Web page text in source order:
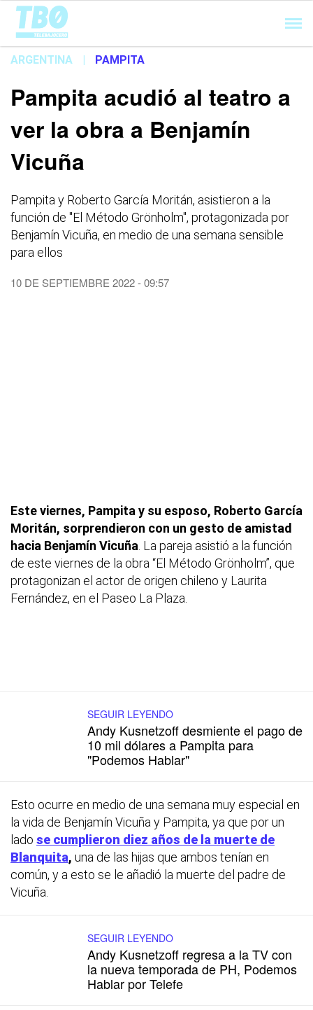
Cargando...
ARGENTINA | PAMPITA
Pampita acudió al teatro a
ver la obra a Benjamín
Vicuña
Pampita y Roberto García Moritán, asistieron a la
función de "El Método Grönholm", protagonizada por
Benjamín Vicuña, en medio de una semana sensible
para ellos
10 DE SEPTIEMBRE 2022 - 09:57
Este viernes, Pampita y su esposo, Roberto García
Moritán, sorprendieron con un gesto de amistad
hacia Benjamín Vicuña . La pareja asistió a la función
de este viernes de la obra “El Método Grönholm”, que
protagonizan el actor de origen chileno y Laurita
Fernández, en el Paseo La Plaza.
SEGUIR LEYENDO
Andy Kusnetzoff desmiente el pago de
10 mil dólares a Pampita para
"Podemos Hablar"
Esto ocurre en medio de una semana muy especial en
la vida de Benjamín Vicuña y Pampita, ya que por un
lado se cumplieron diez años de la muerte de
Blanquita, una de las hijas que ambos tenían en
común, y a esto se le añadió la muerte del padre de
Vicuña.
SEGUIR LEYENDO
Andy Kusnetzoff regresa a la TV con
la nueva temporada de PH, Podemos
Hablar por Telefe